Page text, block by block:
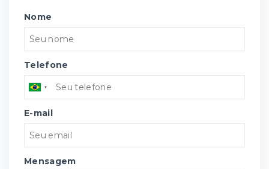
Nome
Telefone
E-mail
Mensagem